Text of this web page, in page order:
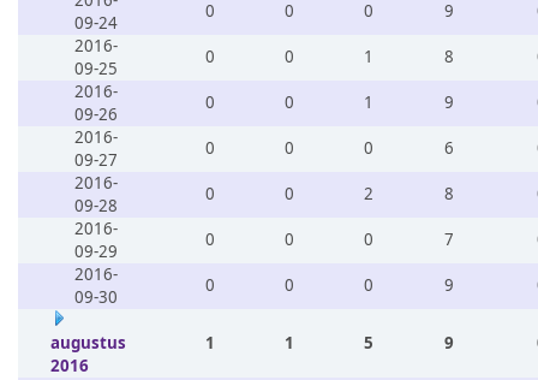
09-24
0 0 0 9
2016-
09-25
0 0 1 8
2016-
09-26
0 0 1 9
2016-
09-27
0 0 0 6
2016-
09-28
0 0 2 8
2016-
09-29
0 0 0 7
2016-
09-30
0 0 0 9
augustus
2016
1 1 5 9